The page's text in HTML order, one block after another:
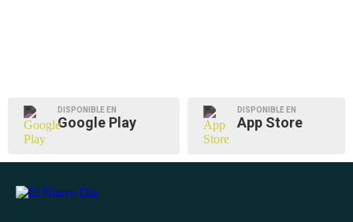
DISPONIBLE EN
Google Play
DISPONIBLE EN
App Store